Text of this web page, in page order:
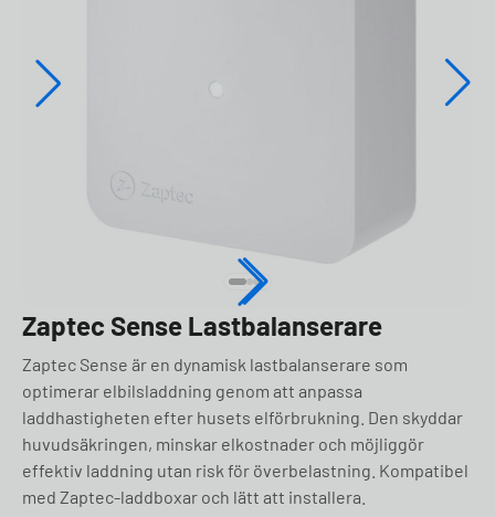
Zaptec Sense Lastbalanserare
Zaptec Sense är en dynamisk lastbalanserare som
optimerar elbilsladdning genom att anpassa
laddhastigheten efter husets elförbrukning. Den skyddar
huvudsäkringen, minskar elkostnader och möjliggör
effektiv laddning utan risk för överbelastning. Kompatibel
med Zaptec-laddboxar och lätt att installera.